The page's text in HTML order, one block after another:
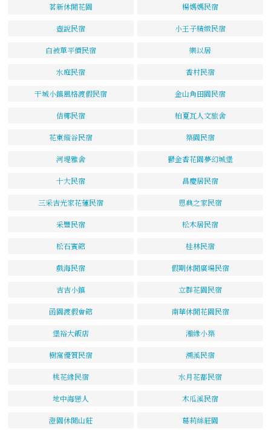
茗新休閒花園 楊媽媽民宿
壺說民宿 小王子精緻民宿
白被單平價民宿 樂以居
水庭民宿 香村民宿
干城小鎮風格渡假民宿 金山角田園民宿
佶椰民宿 柏夏瓦人文旅舍
花東縱谷民宿 築園民宿
河堤雅舍 鬱金香花園夢幻城堡
十大民宿 昌慶居民宿
三采吉光家花蓮民宿 恩典之家民宿
采豐民宿 松木居民宿
松石賓館 桂林民宿
戲海民宿 假期休閒廣場民宿
吉吉小鎮 立群花園民宿
函園渡假會館 南華休閒花園民宿
堡裕大飯店 湘緣小築
樹窩優質民宿 溯溪民宿
桃花緣民宿 水月花都民宿
地中海戀人 木瓜溪民宿
澄園休閒山莊 葛莉絲莊園